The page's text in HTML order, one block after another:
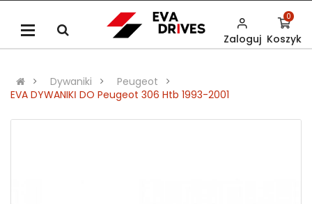
Zaloguj Koszyk
0
Dywaniki
Peugeot
EVA DYWANIKІ DO Peugeot 306 Htb 1993-2001